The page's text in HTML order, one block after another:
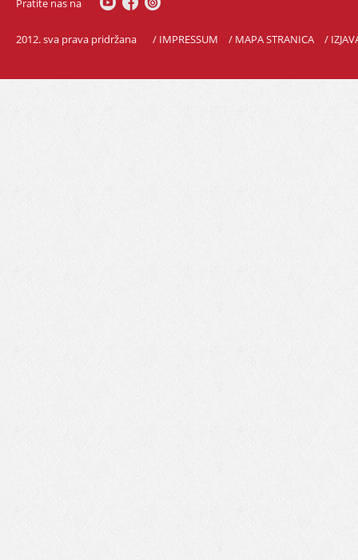
Pratite nas na
2012. sva prava pridržana / IMPRESSUM / MAPA STRANICA /